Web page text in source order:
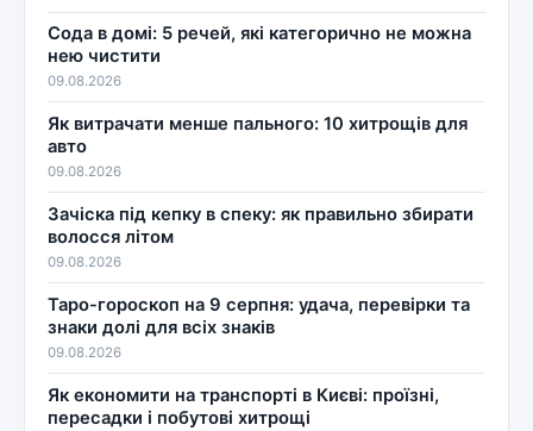
Сода в домі: 5 речей, які категорично не можна
нею чистити
09.08.2026
Як витрачати менше пального: 10 хитрощів для
авто
09.08.2026
Зачіска під кепку в спеку: як правильно збирати
волосся літом
09.08.2026
Таро-гороскоп на 9 серпня: удача, перевірки та
знаки долі для всіх знаків
09.08.2026
Як економити на транспорті в Києві: проїзні,
пересадки і побутові хитрощі